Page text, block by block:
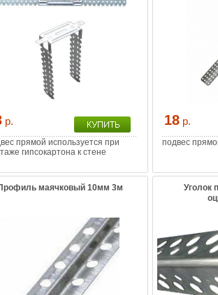
р.
прямой используется при
гипсокартона к стене
18 р.
подвес
маячковый 10мм 3м
Уголок